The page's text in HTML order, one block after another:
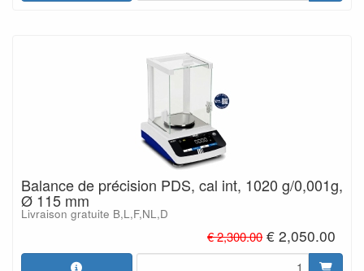
Balance de précision PDS, cal int, 1020 g/0,001g,
Ø 115 mm
Livraison gratuite B,L,F,NL,D
€ 2,300.00 € 2,050.00